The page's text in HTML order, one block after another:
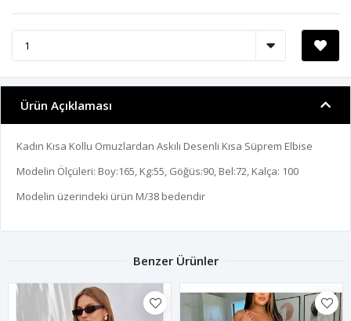
Ürün Açıklaması
Kadın Kısa Kollu Omuzlardan Askılı Desenli Kısa Süprem Elbise
Modelin Ölçüleri: Boy:165, Kg:55, Göğüs:90, Bel:72, Kalça: 100
Modelin üzerindeki ürün M/38 bedendir
Benzer Ürünler